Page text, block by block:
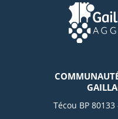
Técou BP 80133